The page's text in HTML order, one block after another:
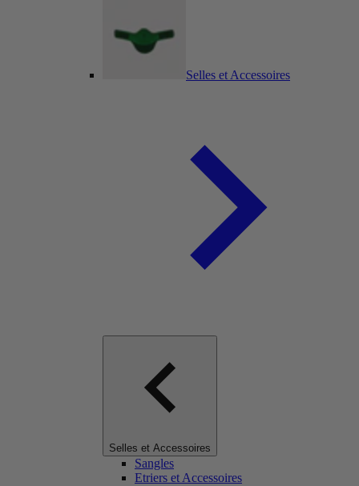
Selles et Accessoires
Selles et Accessoires
Sangles
Etriers et Accessoires